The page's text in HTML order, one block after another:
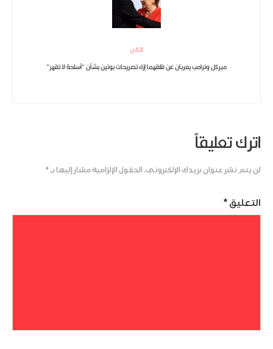
التالي
ميركل وترامب يعربان عن قلقهما إزاء تصريحات بوتين بشأن “أسلحة لا تقهر”
اترك تعليقاً
لن يتم نشر عنوان بريدك الإلكتروني. الحقول الإلزامية مشار إليها بـ*
التعليق *